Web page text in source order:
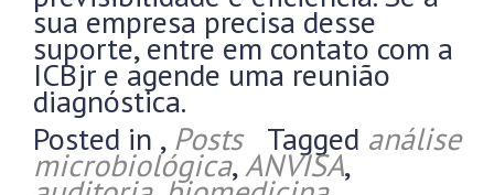
sua empresa precisa desse
suporte, entre em contato com a
ICBjr e agende uma reunião
diagnóstica.
Posted in , Posts Tagged análise
microbiológica,ANVISA,